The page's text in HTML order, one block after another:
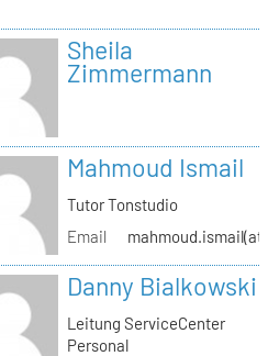
Sheila
Zimmermann
Mahmoud Ismail
Tutor Tonstudio
Email
Danny Bialkowski
Leitung ServiceCenter
Personal